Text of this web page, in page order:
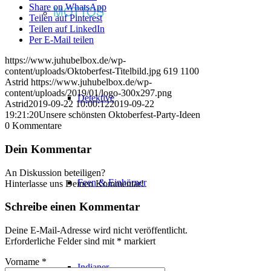
MOTTOS
Detektive
Feen & Einhörner
Indianer
Share on WhatsApp
Teilen auf Pinterest
Teilen auf LinkedIn
Per E-Mail teilen
https://www.juhubelbox.de/wp-
content/uploads/Oktoberfest-Titelbild.jpg 619 1100
Astrid https://www.juhubelbox.de/wp-
content/uploads/2019/01/logo-300x297.png
Astrid2019-09-22 10:00:122019-09-22
19:21:20Unsere schönsten Oktoberfest-Party-Ideen
0 Kommentare
Dein Kommentar
An Diskussion beteiligen?
Hinterlasse uns Deinen Kommentar!
Schreibe einen Kommentar
Deine E-Mail-Adresse wird nicht veröffentlicht.
Erforderliche Felder sind mit * markiert
Vorname *